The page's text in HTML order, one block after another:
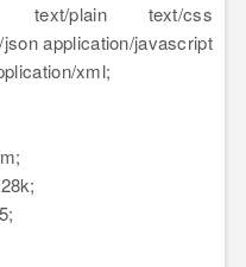
text/plain text/css
application/javascript
xml;